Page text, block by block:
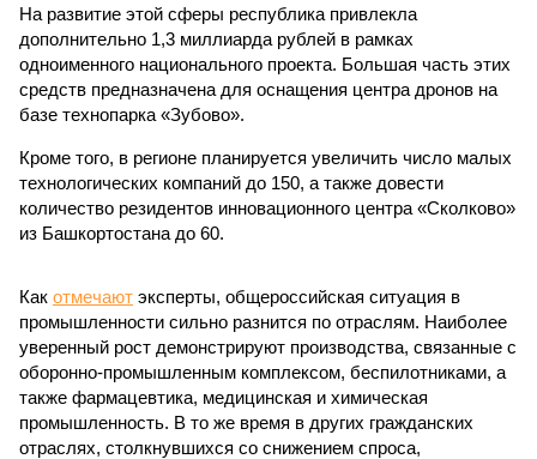
На развитие этой сферы республика привлекла
дополнительно 1,3 миллиарда рублей в рамках
одноименного национального проекта. Большая часть этих
средств предназначена для оснащения центра дронов на
базе технопарка «Зубово».
Кроме того, в регионе планируется увеличить число малых
технологических компаний до 150, а также довести
количество резидентов инновационного центра «Сколково»
из Башкортостана до 60.
Как отмечают эксперты, общероссийская ситуация в
промышленности сильно разнится по отраслям. Наиболее
уверенный рост демонстрируют производства, связанные с
оборонно-промышленным комплексом, беспилотниками, а
также фармацевтика, медицинская и химическая
промышленность. В то же время в других гражданских
отраслях, столкнувшихся со снижением спроса,